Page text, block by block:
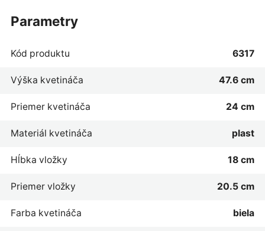
parametry
Kód produktu 6317
Výška kvetináča 47.6 cm
Priemer kvetináča 24 cm
Materiál kvetináča plast
Hĺbka vložky 18 cm
Priemer vložky 20.5 cm
Farba kvetináča biela